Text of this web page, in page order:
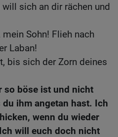
will sich an dir rächen und
Sohn! Flieh nach
Laban!
bis sich der Zorn deines
so böse ist und nicht
ihm angetan hast. Ich
wenn du wieder
will euch doch nicht